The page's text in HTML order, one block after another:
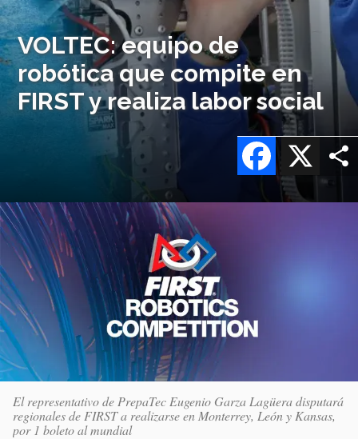
VOLTEC: equipo de
robótica que compite en
FIRST y realiza labor social
X
Facebook
Imagen
o
logo
El representativo de PrepaTec Eugenio Garza Lagüera disputará
regionales de FIRST a realizarse en Monterrey, León y Kansas,
por 1 boleto al mundial